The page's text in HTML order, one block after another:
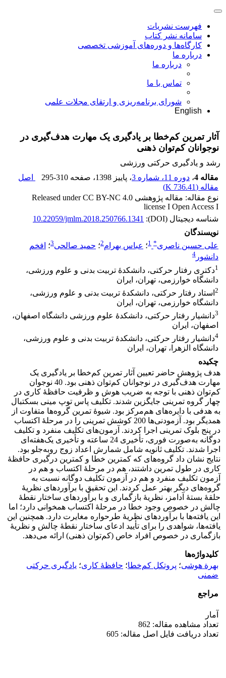
فهرست نشریات
سامانه نشر کتاب
کارگاه‌ها و دوره‌های آموزشی تخصصی
درباره ما
درباره ما
تماس با ما
شورای برنامه‌ریزی و ارتقای مجلات علمی
English
آثار تمرین کم‌خطا بر یادگیری یک مهارت هدف‌گیری در
نوجوانان کم‌توان ذهنی
رشد و یادگیری حرکتی ورزشی
مقاله 4
، دوره 11، شماره 3 ، پاییز 1398 ، صفحه 295-310
اصل
مقاله (736.41 K
)
نوع مقاله: مقاله پژوهشی Released under CC BY-NC 4.0
license I Open Access I
شناسه دیجیتال (DOI):
10.22059/jmlm.2018.250766.1341
نویسندگان
علی حسین ناصری*
1؛ عباس بهرام2؛ حمید صالحی3؛ افخم
دانشور 4
1دکتری رفتار حرکتی، دانشکدۀ تربیت بدنی و علوم ورزشی،
دانشگاه خوارزمی، تهران، ایران
2 استاد رفتار حرکتی، دانشکدۀ تربیت بدنی و علوم ورزشی،
دانشگاه خوارزمی، تهران، ایران
3دانشیار رفتار حرکتی، دانشکدۀ علوم ورزشی دانشگاه اصفهان،
اصفهان، ایران
4دانشیار رفتار حرکتی، دانشکدۀ تربیت بدنی و علوم ورزشی،
دانشگاه الزهرا، تهران، ایران
چکیده
هدف پژوهش حاضر تعیین آثار تمرین کم‌خطا بر یادگیری یک
مهارت هدف‌گیری در نوجوانان کم‌توان ذهنی بود. 40 نوجوان
کم‌توان ذهنی با توجه به ضریب هوش و ظرفیت حافظۀ کاری در
چهار گروه تمرینی جایگزین شدند. تکلیف پاس توپ مینی بسکتبال
به هدفی با دایره‌های هم‌مرکز بود. شیوۀ تمرین گروه‌ها متفاوت از
همدیگر بود. آزمودنی‌ها 200 کوشش تمرینی را در مرحلۀ اکتساب
در پنج بلوک تمرینی اجرا کردند. آزمون‌های تکلیف منفرد و تکلیف
دوگانه به‌صورت فوری، تأخیری 24 ساعته و تأخیری یک‌هفته‌ای
اجرا شدند. تکلیف ثانویه شامل شمارش اعداد زوج روبه‌جلو بود.
نتایج نشان داد گروه‌های که کمترین خطا و کمترین درگیری حافظۀ
کاری در طول تمرین داشتند، هم در مرحلۀ اکتساب و هم در
آزمون تکلیف منفرد و هم در آزمون تکلیف دوگانه نسبت به
گروه‌های دیگر بهتر عمل کردند. این تحقیق با برآوردهای نظریۀ
حلقۀ بستۀ آدامز، نظریۀ بازگماری و با برآوردهای ساختار نقطۀ
چالش در خصوص وجود خطا در مرحلۀ اکتساب همخوانی دارد؛ اما
این یافته‌ها با برآوردهای نظریۀ طرحواره مغایرت دارد. همچنین این
یافته‌ها، شواهدی را برای تأیید ادعای ساختار نقطۀ چالش و نظریۀ
بازگماری در خصوص افراد خاص (کم‌توان ذهنی) ارائه می‌دهد.
کلیدواژه‌ها
بهرة هوشی؛ پروتکل کم‌خطا؛ حافظۀ کاری؛ یادگیری حرکتی
ضمنی
مراجع
آمار
تعداد مشاهده مقاله: 862
تعداد دریافت فایل اصل مقاله: 605